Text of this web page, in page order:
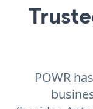
POWR